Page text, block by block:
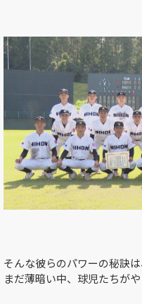
そんな彼らのパワーの秘訣
まだ薄暗い中、球児たちが